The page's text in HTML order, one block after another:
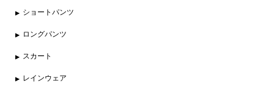
ショートパンツ
ロングパンツ
スカート
レインウェア